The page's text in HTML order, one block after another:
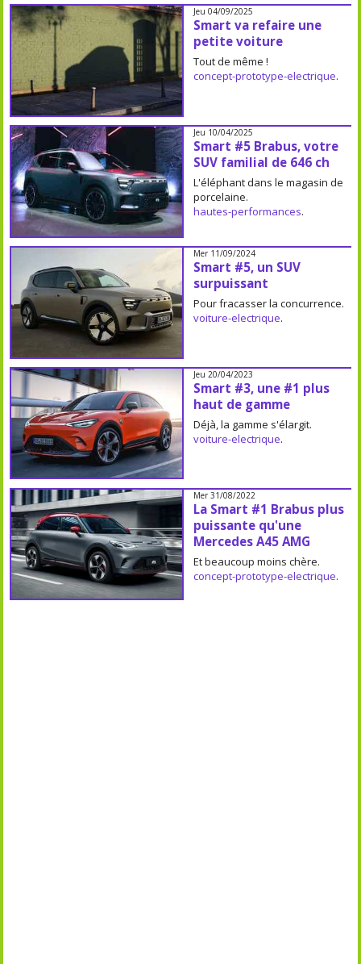
Jeu 04/09/2025
Smart va refaire une
petite voiture
Tout de même !
concept-prototype-electrique.
Jeu 10/04/2025
Smart #5 Brabus, votre
SUV familial de 646 ch
L'éléphant dans le magasin de
porcelaine.
hautes-performances.
Mer 11/09/2024
Smart #5, un SUV
surpuissant
Pour fracasser la concurrence.
voiture-electrique.
Jeu 20/04/2023
Smart #3, une #1 plus
haut de gamme
Déjà, la gamme s'élargit.
voiture-electrique.
Mer 31/08/2022
La Smart #1 Brabus plus
puissante qu'une
Mercedes A45 AMG
Et beaucoup moins chère.
concept-prototype-electrique.